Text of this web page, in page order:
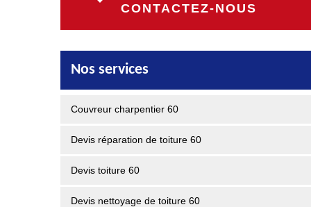
CONTACTEZ-NOUS
Nos services
Couvreur charpentier 60
Devis réparation de toiture 60
Devis toiture 60
Devis nettoyage de toiture 60